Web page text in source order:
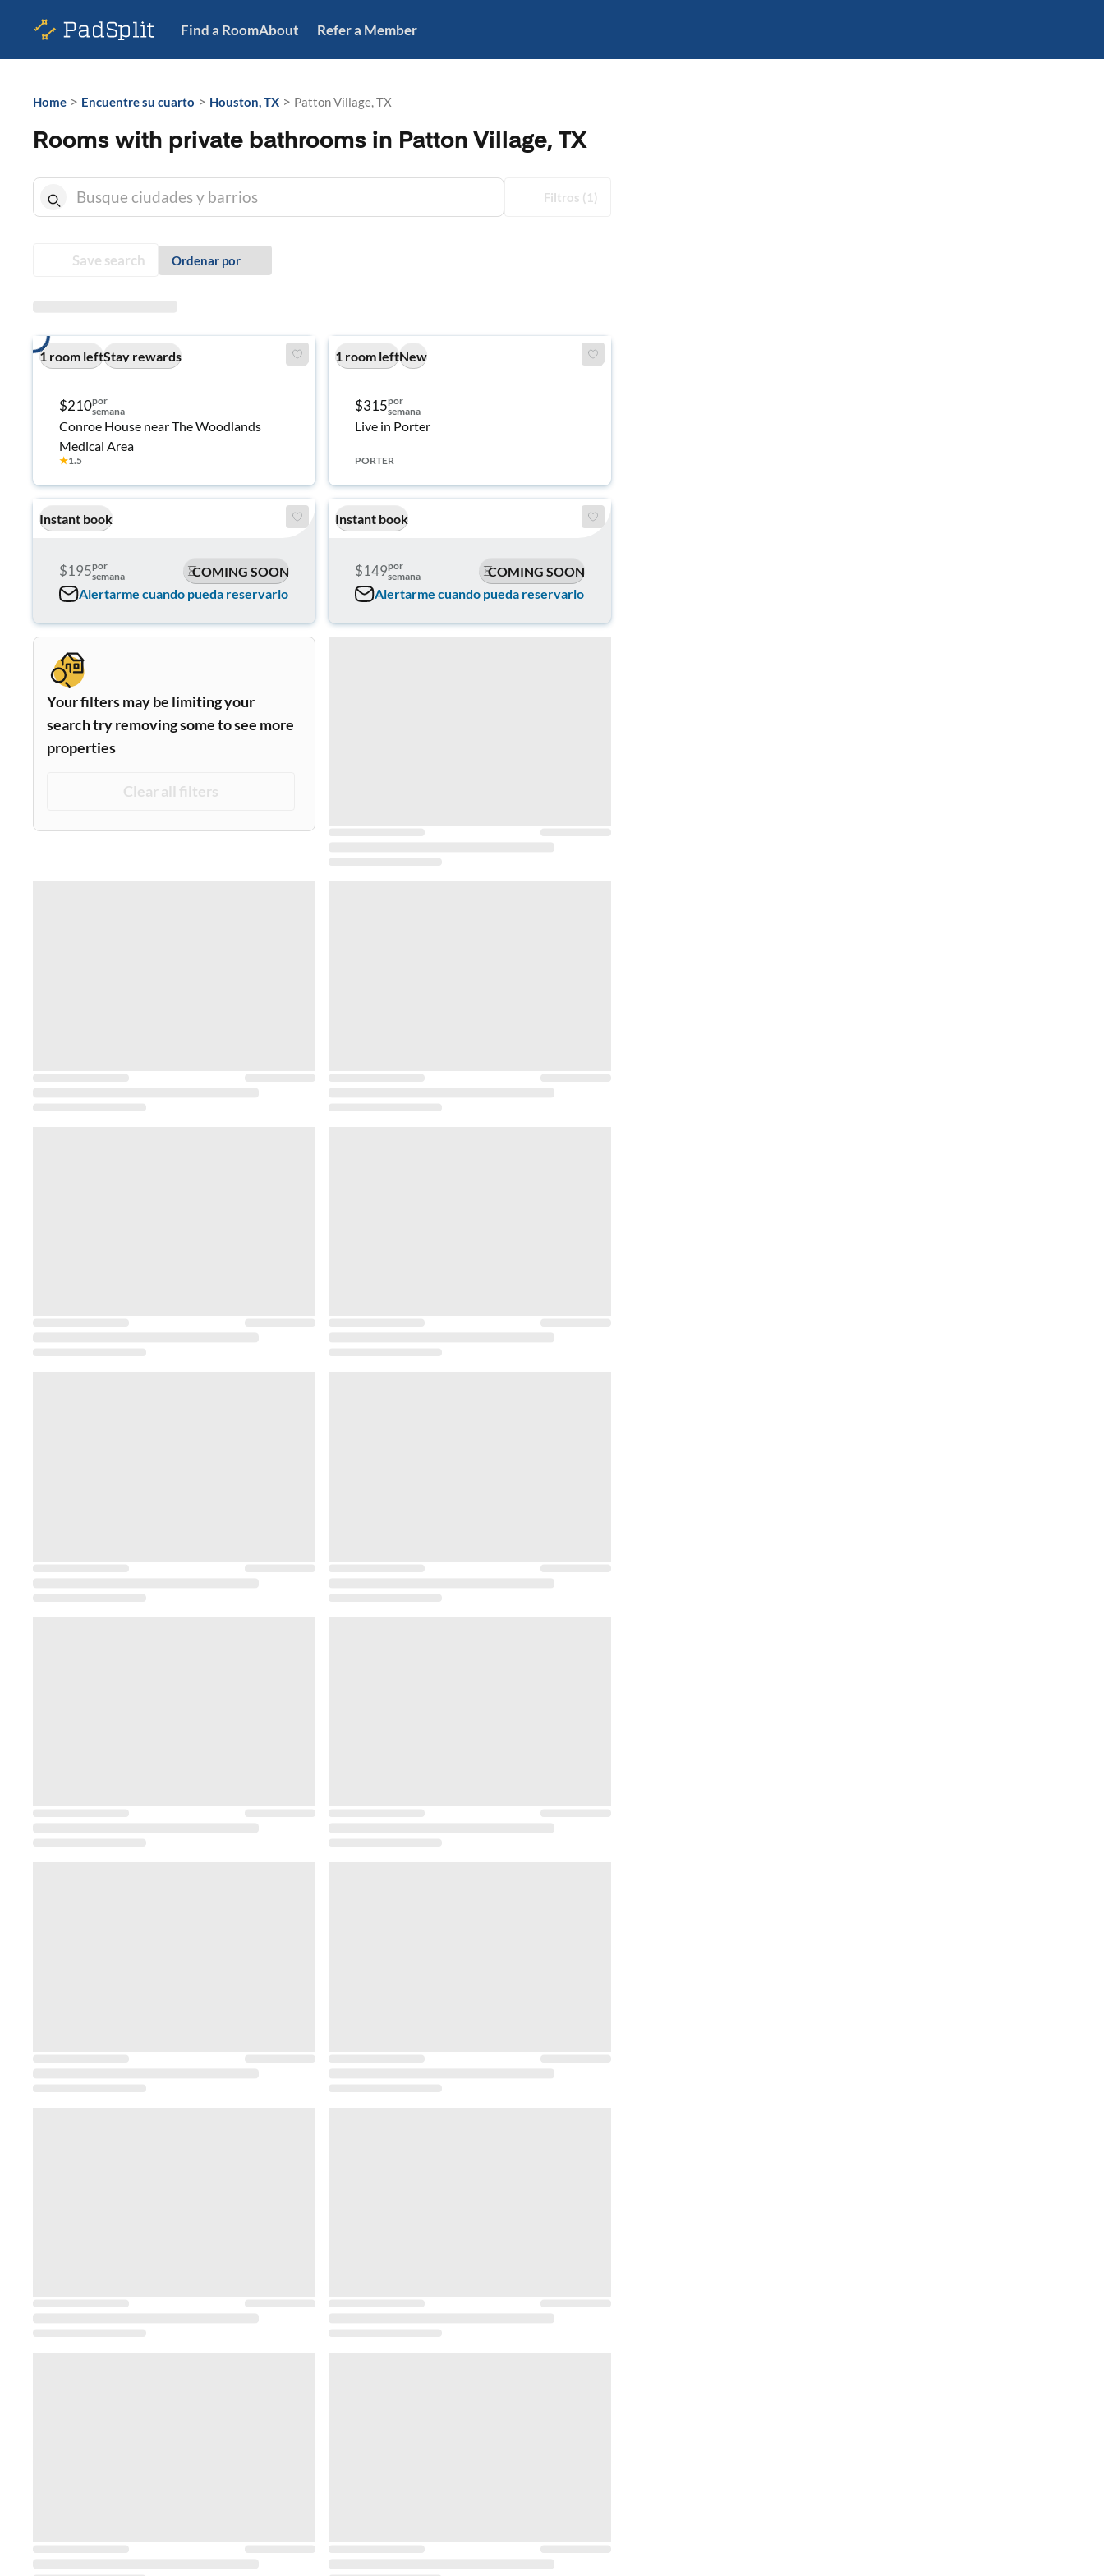
Find a RoomAbout Refer a Member
Home > Encuentre su cuarto > Houston, TX > Patton Village, TX
Rooms with private bathrooms in Patton Village, TX
Filtros (1)
Save search Ordenar por
1 room leftStay rewards
$210por
semana
Conroe House near The Woodlands
Medical Area
★1.5
1 room leftNew
$315por
semana
Live in Porter
PORTER
Instant book
$195por
semana
COMING SOON
Alertarme cuando pueda reservarlo
Instant book
$149por
semana
COMING SOON
Alertarme cuando pueda reservarlo
Your filters may be limiting your
search try removing some to see more
properties
Clear all filters